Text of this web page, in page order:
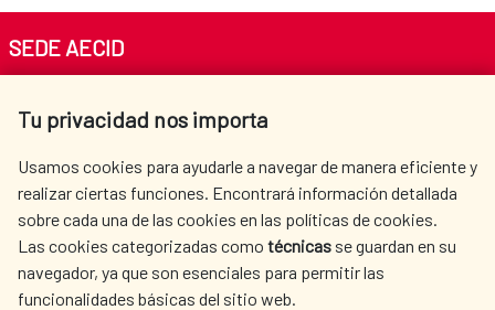
Tu privacidad nos importa
Usamos cookies para ayudarle a navegar de manera eficiente y
realizar ciertas funciones. Encontrará información detallada
sobre cada una de las cookies en las políticas de cookies.
Las cookies categorizadas como técnicas se guardan en su
navegador, ya que son esenciales para permitir las
funcionalidades básicas del sitio web.
SEDE AECID
Tel. +34 900 20 30 54​​​​​​​
AECID
OÙ NOUS COOPÉRONS
L'ACTION HUMANITAIRE
ESPAGNOLE
SALLE DE PRESSE